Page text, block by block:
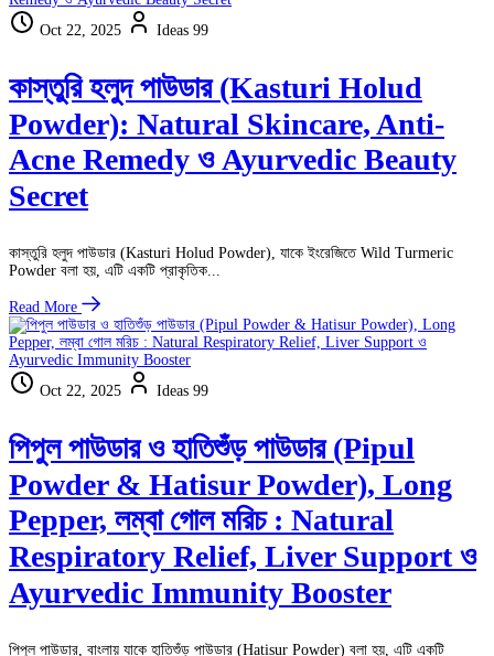
Oct 22, 2025 Ideas 99
কাস্তুরি হলুদ পাউডার (Kasturi Holud
Powder): Natural Skincare, Anti-
Acne Remedy ও Ayurvedic Beauty
Secret
কাস্তুরি হলুদ পাউডার (Kasturi Holud Powder), যাকে ইংরেজিতে Wild Turmeric
Powder বলা হয়, এটি একটি প্রাকৃতিক...
Read More
Oct 22, 2025 Ideas 99
পিপুল পাউডার ও হাতিশুঁড় পাউডার (Pipul
Powder & Hatisur Powder), Long
Pepper, লম্বা গোল মরিচ : Natural
Respiratory Relief, Liver Support ও
Ayurvedic Immunity Booster
পিপুল পাউডার, বাংলায় যাকে হাতিশুঁড় পাউডার (Hatisur Powder) বলা হয়, এটি একটি